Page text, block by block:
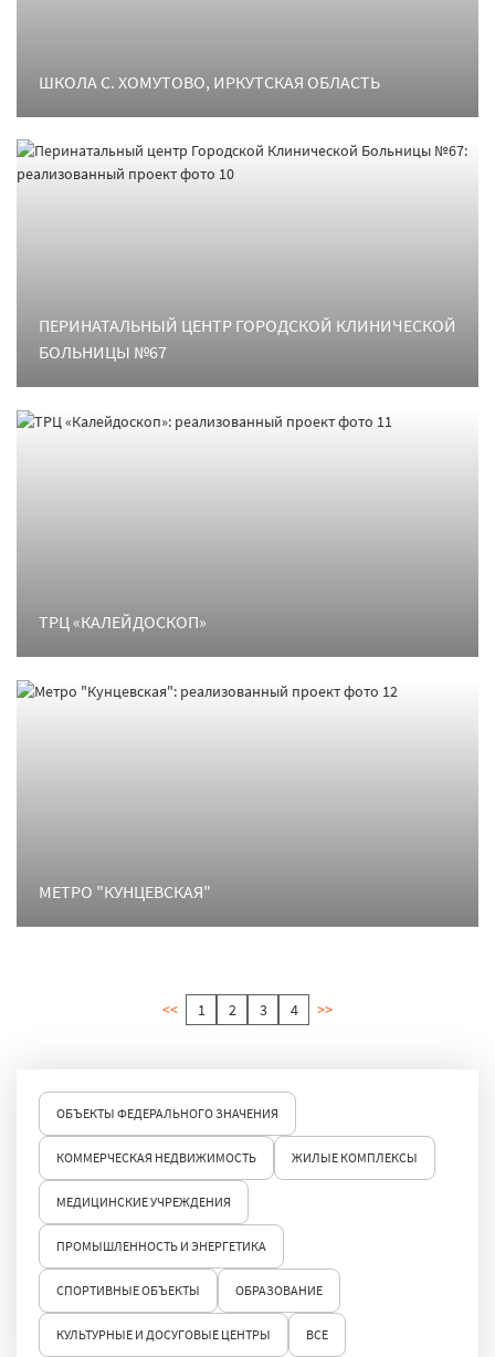
ШКОЛА С. ХОМУТОВО, ИРКУТСКАЯ ОБЛАСТЬ
ПЕРИНАТАЛЬНЫЙ ЦЕНТР ГОРОДСКОЙ КЛИНИЧЕСКОЙ
БОЛЬНИЦЫ №67
ТРЦ «КАЛЕЙДОСКОП»
МЕТРО "КУНЦЕВСКАЯ"
<< 1 2 3 4 >>
ОБЪЕКТЫ ФЕДЕРАЛЬНОГО ЗНАЧЕНИЯ
КОММЕРЧЕСКАЯ НЕДВИЖИМОСТЬ ЖИЛЫЕ КОМПЛЕКСЫ
МЕДИЦИНСКИЕ УЧРЕЖДЕНИЯ
ПРОМЫШЛЕННОСТЬ И ЭНЕРГЕТИКА
СПОРТИВНЫЕ ОБЪЕКТЫ ОБРАЗОВАНИЕ
КУЛЬТУРНЫЕ И ДОСУГОВЫЕ ЦЕНТРЫ ВСЕ